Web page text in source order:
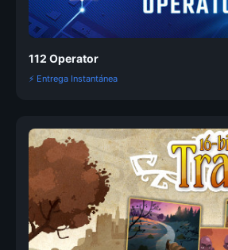
112 Operator
⚡ Entrega Instantánea